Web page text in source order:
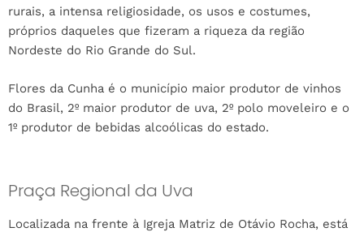
rurais, a intensa religiosidade, os usos e costumes,
próprios daqueles que fizeram a riqueza da região
Nordeste do Rio Grande do Sul.
Flores da Cunha é o município maior produtor de vinhos
do Brasil, 2º maior produtor de uva, 2º polo moveleiro e o
1º produtor de bebidas alcoólicas do estado.
Praça Regional da Uva
Localizada na frente à Igreja Matriz de Otávio Rocha, está